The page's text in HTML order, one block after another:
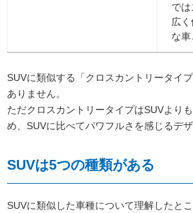
で
広
な車
SUVに類似する「クロスカントリータイ
ありません。
ただクロスカントリータイプはSUVより
め、SUVに比べてパワフルさを感じるデ
SUVは5つの種類がある
SUVに類似した車種について理解したと